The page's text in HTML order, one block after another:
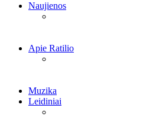
Naujienos
Apie Ratilio
Muzika
Leidiniai